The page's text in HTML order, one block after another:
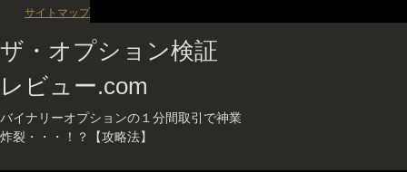
ザ・オプション検証
レビュー.com
バイナリーオプションの１分間取引で神業
炸裂・・・！？【攻略法】
サイトマップ